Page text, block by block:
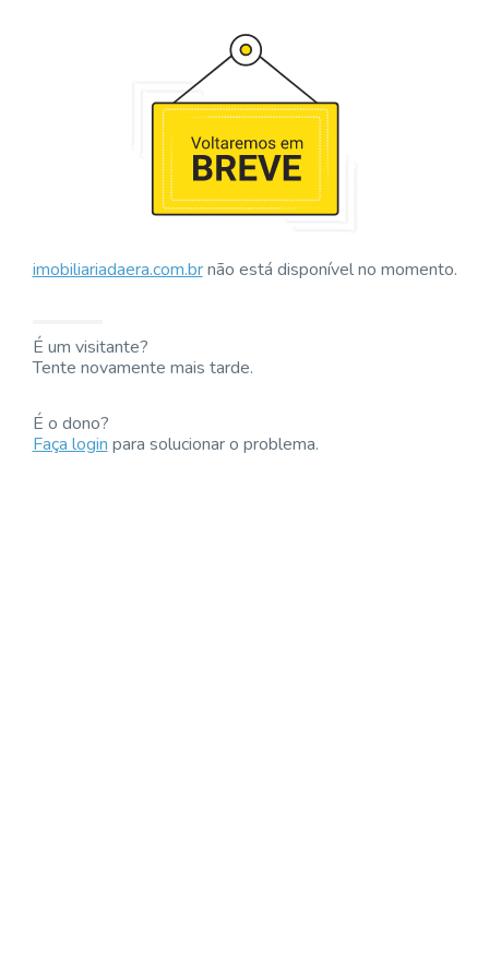
imobiliariadaera.com.brnão está disponível no momento.
É um visitante?
Tente novamente mais tarde.
É o dono?
Faça loginpara solucionar o problema.